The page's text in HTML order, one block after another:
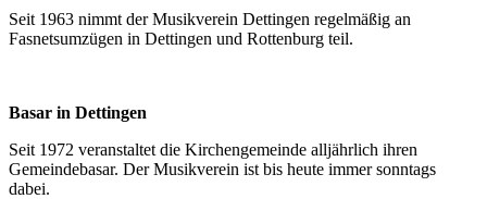
Seit 1963 nimmt der Musikverein Dettingen regelmäßig an
Fasnetsumzügen in Dettingen und Rottenburg teil.
Basar in Dettingen
Seit 1972 veranstaltet die Kirchengemeinde alljährlich ihren
Gemeindebasar. Der Musikverein ist bis heute immer sonntags
dabei.